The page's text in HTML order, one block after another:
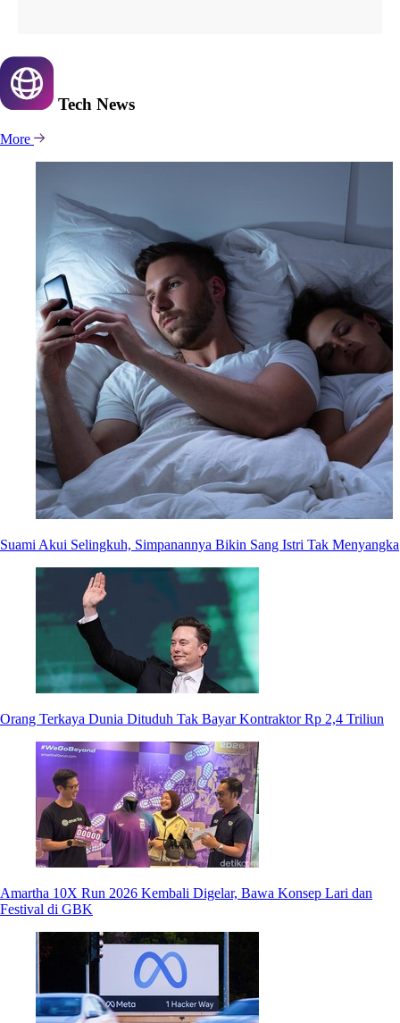
Tech News
More
Suami Akui Selingkuh, Simpanannya Bikin Sang Istri Tak Menyangka
Orang Terkaya Dunia Dituduh Tak Bayar Kontraktor Rp 2,4 Triliun
Amartha 10X Run 2026 Kembali Digelar, Bawa Konsep Lari dan
Festival di GBK